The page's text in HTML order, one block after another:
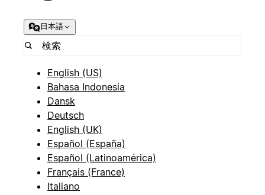
日本語
English (US)
Bahasa Indonesia
Dansk
Deutsch
English (UK)
Español (España)
Español (Latinoamérica)
Français (France)
Italiano